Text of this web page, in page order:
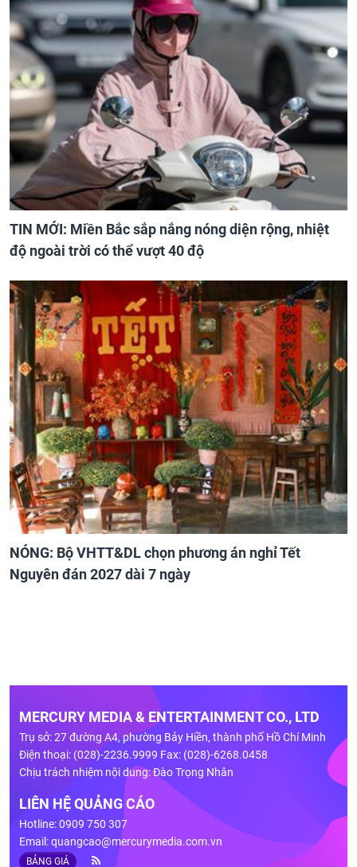
TIN MỚI: Miền Bắc sắp nắng nóng diện rộng, nhiệt
độ ngoài trời có thể vượt 40 độ
NÓNG: Bộ VHTT&DL chọn phương án nghỉ Tết
Nguyên đán 2027 dài 7 ngày
MERCURY MEDIA & ENTERTAINMENT CO., LTD
Trụ sở: 27 đường A4, phường Bảy Hiền, thành phố Hồ Chí Minh
Điện thoại: (028)-2236.9999 Fax: (028)-6268.0458
Chịu trách nhiệm nội dung: Đào Trọng Nhân
LIÊN HỆ QUẢNG CÁO
Hotline: 0909 750 307
Email:quangcao@mercurymedia.com.vn
BẢNG GIÁ